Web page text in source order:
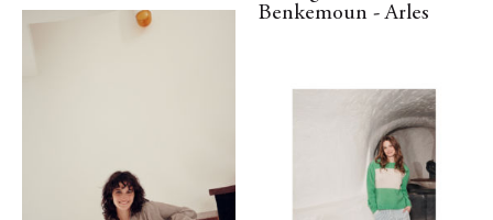
Benkemoun - Arles